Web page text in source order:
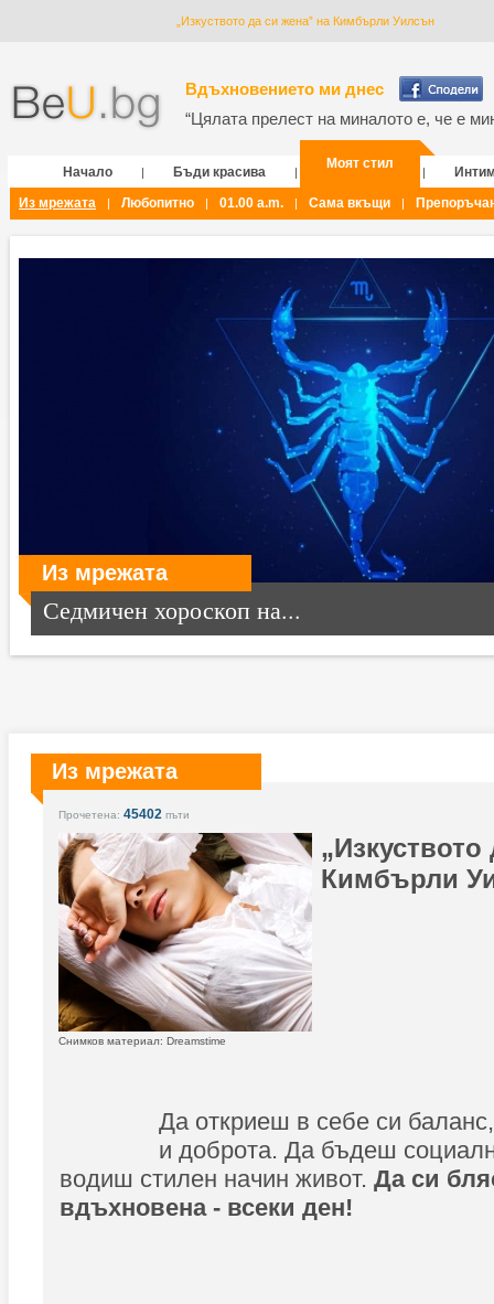
„Изкуството да си жена” на Кимбърли Уилсън
Вдъхновението ми днес
“Цялата прелест на миналото е, че е
Начало | Бъди красива |
Моят стил
|
Из мрежата
| Любопитно | 01.00 a.m. | Сама вкъщи |
Из мрежата
Седмичен хороскоп на...
Из мрежата
Прочетена: 45402 пъти
Кимбърли
Снимков материал: Dreamstime
Да откриеш в себе си
и доброта. Да бъдеш
водиш стилен начин живот. Да си
вдъхновена - всеки ден!